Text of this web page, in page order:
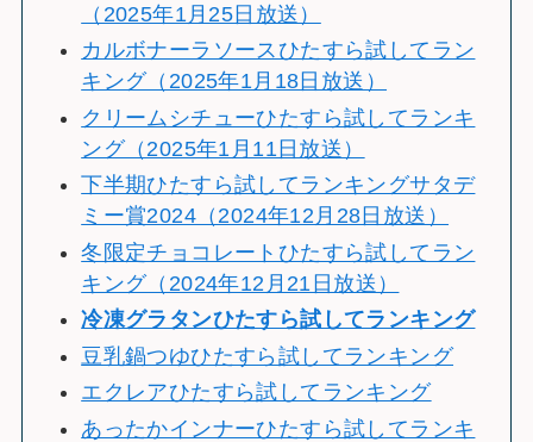
（2025年1月25日放送）
カルボナーラソースひたすら試してラン
キング（2025年1月18日放送）
クリームシチューひたすら試してランキ
ング（2025年1月11日放送）
下半期ひたすら試してランキングサタデ
ミー賞2024（2024年12月28日放送）
冬限定チョコレートひたすら試してラン
キング（2024年12月21日放送）
冷凍グラタンひたすら試してランキング
豆乳鍋つゆひたすら試してランキング
エクレアひたすら試してランキング
あったかインナーひたすら試してランキ